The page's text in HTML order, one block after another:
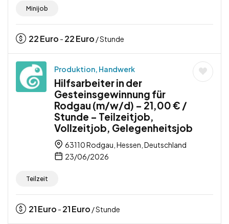
Minijob
22Euro - 22Euro / Stunde
Produktion, Handwerk
Hilfsarbeiter in der
Gesteinsgewinnung für
Rodgau (m/w/d) – 21,00 € /
Stunde – Teilzeitjob,
Vollzeitjob, Gelegenheitsjob
63110 Rodgau, Hessen, Deutschland
23/06/2026
Teilzeit
21Euro - 21Euro / Stunde